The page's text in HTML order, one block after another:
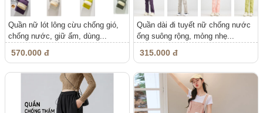
Quần nữ lót lông cừu chống gió,
chống nước, giữ ấm, dùng...
570.000 đ
Quần dài đi tuyết nữ chống nước
ống suông rộng, mỏng nhẹ...
315.000 đ